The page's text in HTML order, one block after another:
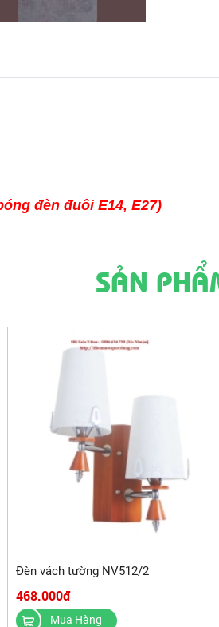
đèn đuôi E14, E27)
SẢN
Đèn vách tường NV512/2
468.000đ
Mua Hàng